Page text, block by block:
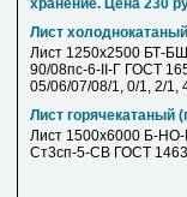
хранение. Цена 230
Лист
Лист 1250х2500 БТ-
90/08пс-6-II-Г ГОСТ
05/06/07/08/1, 0/1, 2/1,
Лист горячекатаный
Лист 1500х6000 Б-
Ст3сп-5-СВ ГОСТ